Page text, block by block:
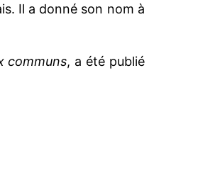
. Il a donné son nom à
communs, a été publié